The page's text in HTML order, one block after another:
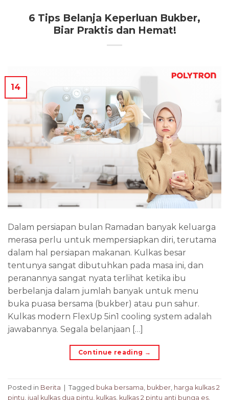
6 Tips Belanja Keperluan Bukber,
Biar Praktis dan Hemat!
14
Dalam persiapan bulan Ramadan banyak keluarga
merasa perlu untuk mempersiapkan diri, terutama
dalam hal persiapan makanan. Kulkas besar
tentunya sangat dibutuhkan pada masa ini, dan
peranannya sangat nyata terlihat ketika ibu
berbelanja dalam jumlah banyak untuk menu
buka puasa bersama (bukber) atau pun sahur.
Kulkas modern FlexUp 5in1 cooling system adalah
jawabannya. Segala belanjaan […]
Continue reading →
Posted in Berita Tagged buka bersama bukber harga kulkas 2
pintu jual kulkas dua pintu kulkas kulkas 2 pintu anti bunga es